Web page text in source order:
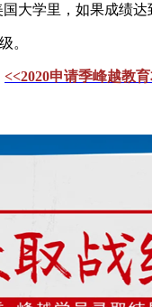
大学里，如果成绩达
。
<<2020申请季峰越教